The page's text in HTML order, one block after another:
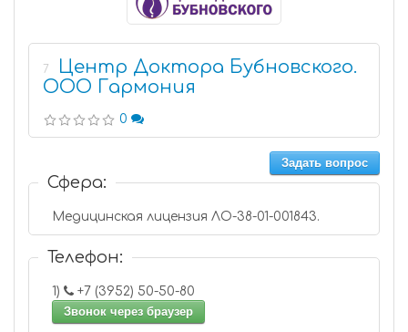
7
Центр Доктора Бубновского.
ООО Гармония
0
Задать вопрос
Сфера:
Медицинская лицензия ЛО-38-01-001843.
Телефон:
1)
+7 (3952) 50-50-80
Звонок через браузер